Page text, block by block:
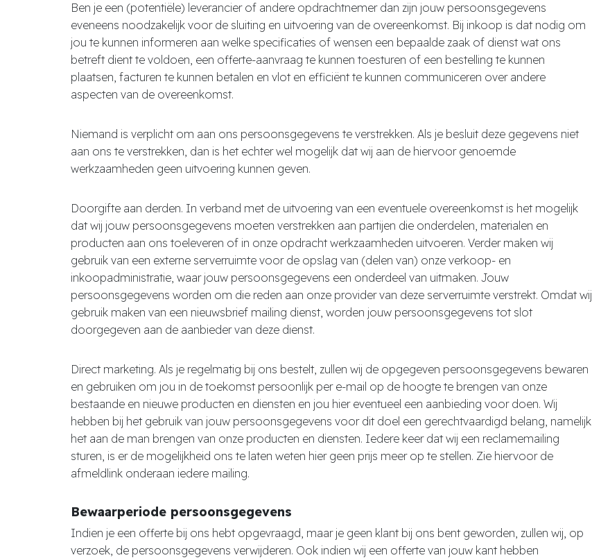
Ben je een (potentiële) leverancier of andere opdrachtnemer dan zijn jouw persoonsgegevens
eveneens noodzakelijk voor de sluiting en uitvoering van de overeenkomst. Bij inkoop is dat nodig om
jou te kunnen informeren aan welke specificaties of wensen een bepaalde zaak of dienst wat ons
betreft dient te voldoen, een offerte-aanvraag te kunnen toesturen of een bestelling te kunnen
plaatsen, facturen te kunnen betalen en vlot en efficiënt te kunnen communiceren over andere
aspecten van de overeenkomst.
Niemand is verplicht om aan ons persoonsgegevens te verstrekken. Als je besluit deze gegevens niet
aan ons te verstrekken, dan is het echter wel mogelijk dat wij aan de hiervoor genoemde
werkzaamheden geen uitvoering kunnen geven.
Doorgifte aan derden. In verband met de uitvoering van een eventuele overeenkomst is het mogelijk
dat wij jouw persoonsgegevens moeten verstrekken aan partijen die onderdelen, materialen en
producten aan ons toeleveren of in onze opdracht werkzaamheden uitvoeren. Verder maken wij
gebruik van een externe serverruimte voor de opslag van (delen van) onze verkoop- en
inkoopadministratie, waar jouw persoonsgegevens een onderdeel van uitmaken. Jouw
persoonsgegevens worden om die reden aan onze provider van deze serverruimte verstrekt. Omdat wij
gebruik maken van een nieuwsbrief mailing dienst, worden jouw persoonsgegevens tot slot
doorgegeven aan de aanbieder van deze dienst.
Direct marketing. Als je regelmatig bij ons bestelt, zullen wij de opgegeven persoonsgegevens bewaren
en gebruiken om jou in de toekomst persoonlijk per e-mail op de hoogte te brengen van onze
bestaande en nieuwe producten en diensten en jou hier eventueel een aanbieding voor doen. Wij
hebben bij het gebruik van jouw persoonsgegevens voor dit doel een gerechtvaardigd belang, namelijk
het aan de man brengen van onze producten en diensten. Iedere keer dat wij een reclamemailing
sturen, is er de mogelijkheid ons te laten weten hier geen prijs meer op te stellen. Zie hiervoor de
afmeldlink onderaan iedere mailing.
Bewaarperiode persoonsgegevens
Indien je een offerte bij ons hebt opgevraagd, maar je geen klant bij ons bent geworden, zullen wij, op
verzoek, de persoonsgegevens verwijderen. Ook indien wij een offerte van jouw kant hebben